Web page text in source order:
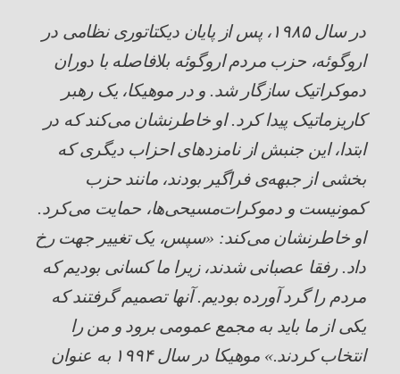
در سال۱۹۸۵ ، پس از پایان دیکتاتوری نظامی در
اروگوئه، حزب مردم اروگوئه بلافاصله با دوران
دموکراتیک سازگار شد. و در موهیکا، یک رهبر
کاریزماتیک پیدا کرد. او خاطرنشان می‌کند که در
ابتدا، این جنبش از نامزدهای احزاب دیگری که
بخشی از جبهه‌ی فراگیر بودند، مانند حزب
کمونیست و دموکرات‌‌مسیحی‌ها، حمایت می‌کرد.
او خاطرنشان می‌کند: «سپس، یک تغییر جهت رخ
داد. رفقا عصبانی شدند، زیرا ما کسانی بودیم که
مردم را گرد آورده بودیم. آنها تصمیم گرفتند که
یکی از ما باید به مجمع عمومی برود و من را
انتخاب کردند.» موهیکا در سال۱۹۹۴ به عنوان